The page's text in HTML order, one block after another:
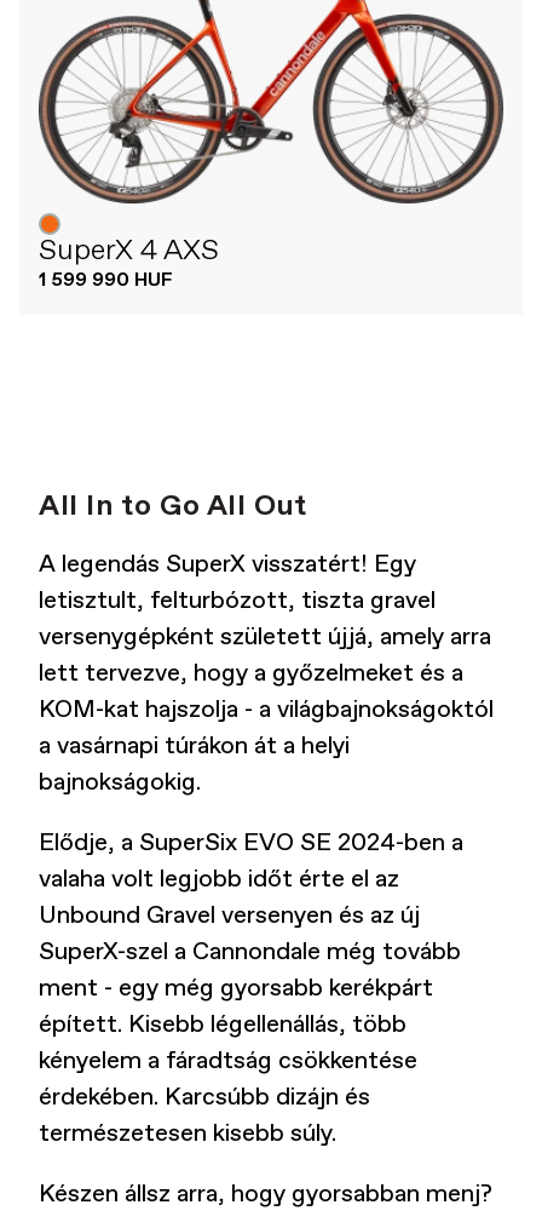
SuperX 4 AXS
1 599 990 HUF
All In to Go All Out
A legendás SuperX visszatért! Egy
letisztult, felturbózott, tiszta gravel
versenygépként született újjá, amely arra
lett tervezve, hogy a győzelmeket és a
KOM-kat hajszolja - a világbajnokságoktól
a vasárnapi túrákon át a helyi
bajnokságokig.
Elődje, a SuperSix EVO SE 2024-ben a
valaha volt legjobb időt érte el az
Unbound Gravel versenyen és az új
SuperX-szel a Cannondale még tovább
ment - egy még gyorsabb kerékpárt
épített. Kisebb légellenállás, több
kényelem a fáradtság csökkentése
érdekében. Karcsúbb dizájn és
természetesen kisebb súly.
Készen állsz arra, hogy gyorsabban menj?